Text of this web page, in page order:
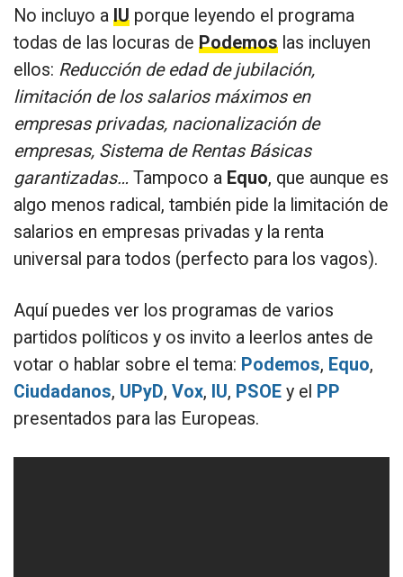
No incluyo a IU porque leyendo el programa
todas de las locuras de Podemos las incluyen
ellos: Reducción de edad de jubilación,
limitación de los salarios máximos en
empresas privadas, nacionalización de
empresas, Sistema de Rentas Básicas
garantizadas… Tampoco a Equo, que aunque es
algo menos radical, también pide la limitación de
salarios en empresas privadas y la renta
universal para todos (perfecto para los vagos).
Aquí puedes ver los programas de varios
partidos políticos y os invito a leerlos antes de
votar o hablar sobre el tema: Podemos, Equo,
Ciudadanos, UPyD, Vox, IU, PSOE y el PP
presentados para las Europeas.